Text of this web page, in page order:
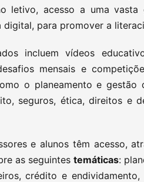
letivo, acesso a uma vasta
para promover a
incluem vídeos
mensais e
o planeamento e gestão
seguros, ética, direitos e
e alunos têm acesso,
as seguintes temáticas:
crédito e